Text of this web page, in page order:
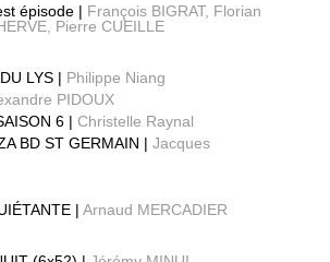
épisode | François BIGRAT, Florian
Pierre CUEILLE
LYS | Philippe Niang
PIDOUX
6 | Christelle Raynal
BD ST GERMAIN | Jacques
| Arnaud MERCADIER